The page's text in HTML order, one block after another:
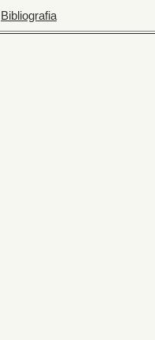
Bibliografia